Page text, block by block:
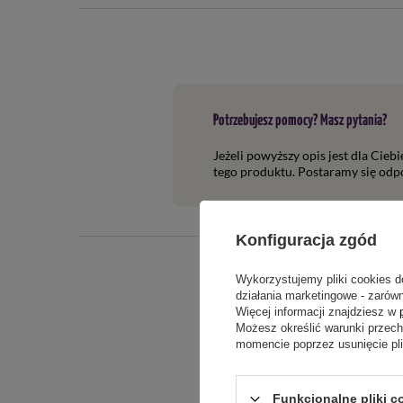
W przypadku przerw w opryskiwaniu lub podlewaniu,
Nawóz z pokrzywy zwalcza m.in. takie choroby i
alternaria alternata,
alternarioza ogórka,
mączniak prawdziwy,
mszyca brzoskwiniowa,
Potrzebujesz pomocy? Masz pytania?
Jeżeli powyższy opis jest dla
tego produktu. Postaramy się
Konfiguracja zgód
Wykorzystujemy pliki cookies
działania marketingowe -
Więcej informacji znajdziesz w
Możesz określić warunki
momencie poprzez usunięcie
Funkcjonalne pliki